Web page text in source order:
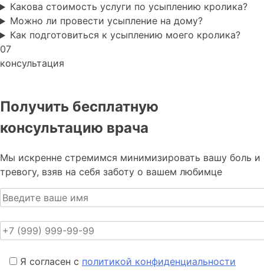
Какова стоимость услуги по усыплению кролика?
Можно ли провести усыпление на дому?
Как подготовиться к усыплению моего кролика?
07
консультация
Получить бесплатную
консультацию врача
Мы искренне стремимся минимизировать вашу боль и
тревогу, взяв на себя заботу о вашем любимце
Я согласен с политикой конфиденциальности